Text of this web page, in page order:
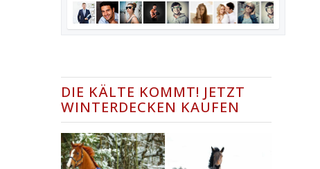
DIE KÄLTE KOMMT! JETZT
WINTERDECKEN KAUFEN